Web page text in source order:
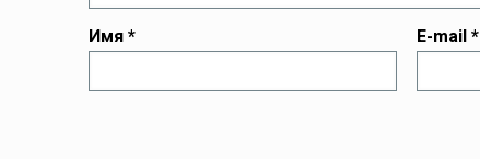
Имя* E-mail*